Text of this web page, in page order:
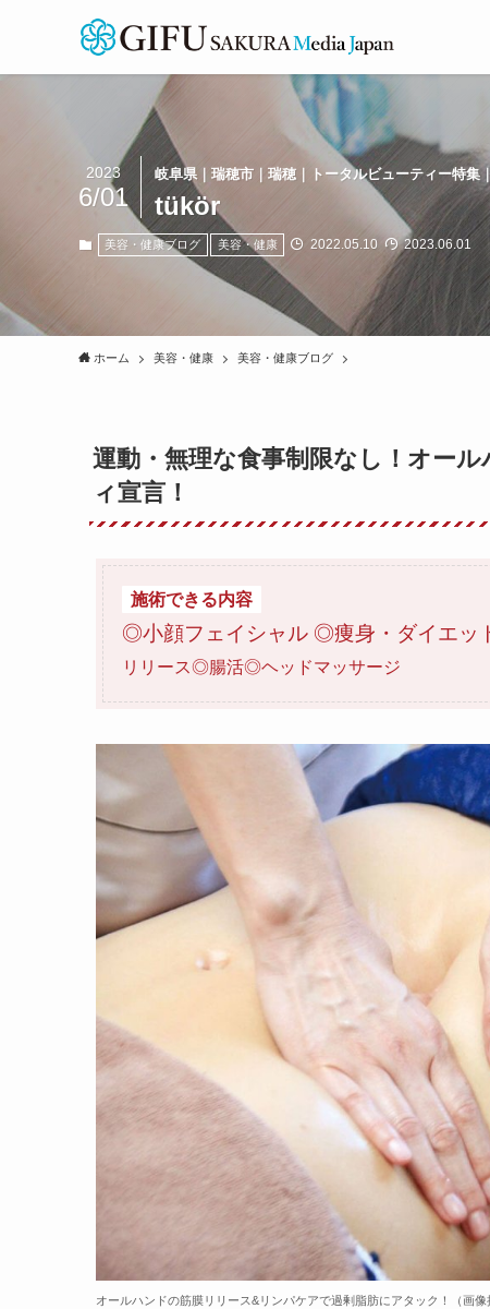
岐阜県｜瑞穂市｜瑞穂｜トータルビューティー特集
tükör
2023
6/01
美容・健康ブログ 美容・健康 2022.05.10 2023.06.01
ホーム 美容・健康 美容・健康ブログ
運動・無理な食事制限なし！オー
ィ宣言！
施術できる内容
◎小顔フェイシャル ◎痩身・ダイエッ
リリース◎腸活◎ヘッドマッサージ
オールハンドの筋膜リリース&リンパケアで過剰脂肪にアタック！（画